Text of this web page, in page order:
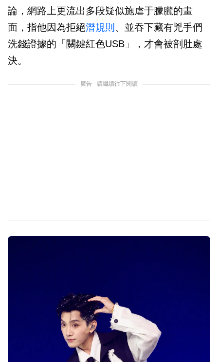
論，網路上更流出多段疑似施虐于朦朧的畫
面，指他因為拒絕潛規則 、並吞下藏有兇手們
洗錢證據的「關鍵紅色USB」，才會被剖肚處
決。
廣告 - 請繼續往下閱讀